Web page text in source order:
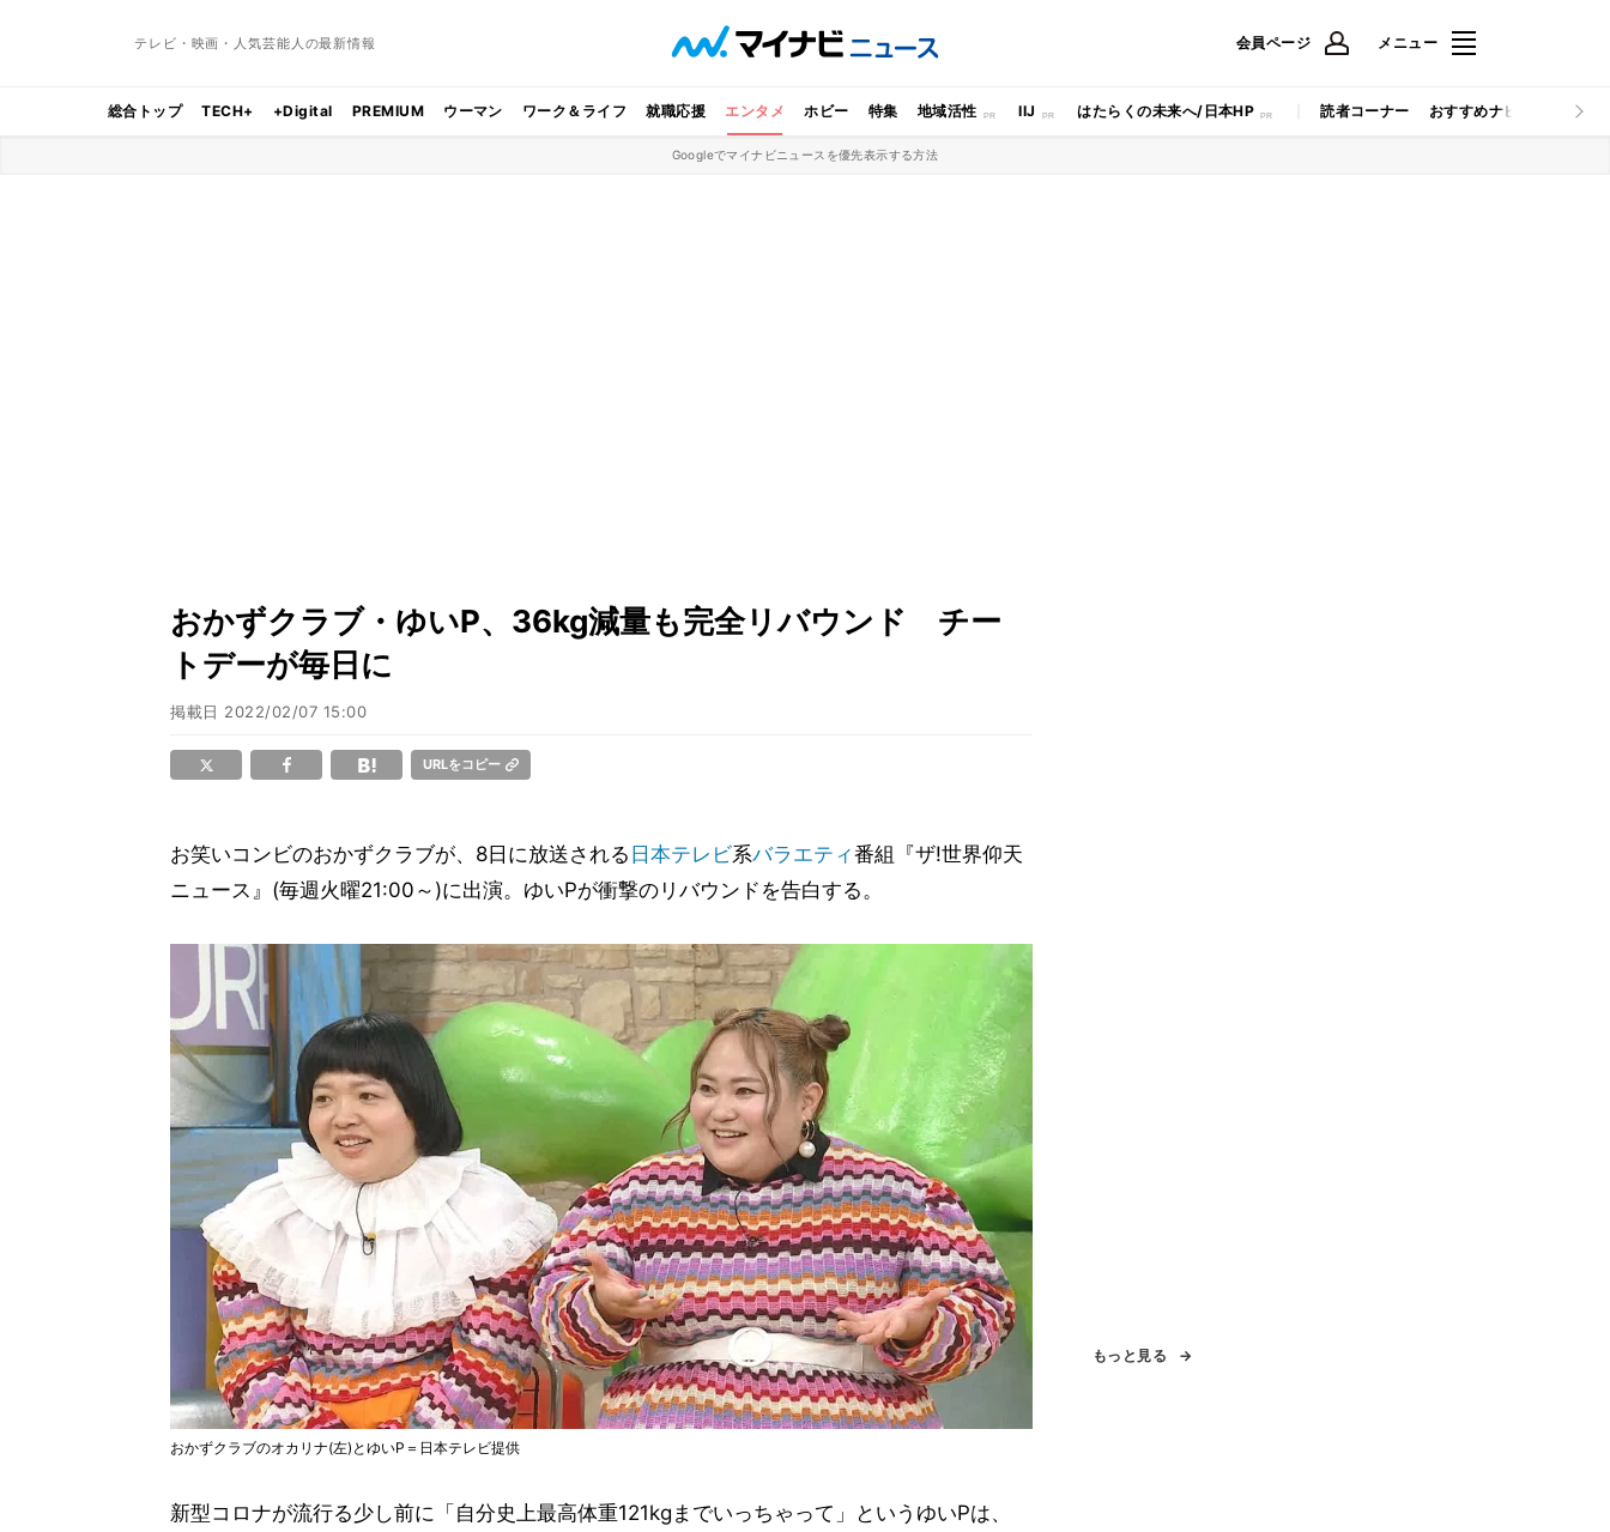
テレビ・映画・人気芸能人の最新情報 会員ページ メニュー
総合トップ TECH+ +Digital PREMIUM ウーマン ワーク＆ライフ 就職応援 エンタメ ホビー 特集 地域活性 IIJ はたらくの未来へ/日本HP 読者コーナー おすすめナビ マイナビ
Googleでマイナビニュースを優先表示する方法
おかずクラブ・ゆいP、36kg減量も完全リバウンド チー
トデーが毎日に
掲載日 2022/02/07 15:00
URLをコピー
お笑いコンビのおかずクラブが、8日に放送される 日本テレビ系バラエティ番組『ザ!世界仰天
ニュース』(毎週火曜21:00～)に出演。ゆいPが衝撃のリバウンドを告白する。
おかずクラブのオカリナ(左)とゆいP＝日本テレビ提供
新型コロナが流行る少し前に「自分史上最高体重121kgまでいっちゃって」というゆいPは、
もっと見る